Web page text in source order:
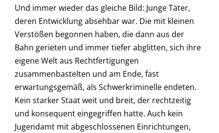
Und immer wieder das gleiche Bild: Junge Täter,
deren Entwicklung absehbar war. Die mit kleinen
Verstößen begonnen haben, die dann aus der
Bahn gerieten und immer tiefer abglitten, sich ihre
eigene Welt aus Rechtfertigungen
zusammenbastelten und am Ende, fast
erwartungsgemäß, als Schwerkriminelle endeten.
Kein starker Staat weit und breit, der rechtzeitig
und konsequent eingegriffen hatte. Auch kein
Jugendamt mit abgeschlossenen Einrichtungen,